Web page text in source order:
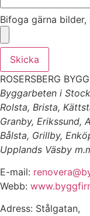
Bifoga gärna bilder,
Skicka
ROSERSBERG
Byggarbeten i
Rolsta, Brista,
Granby, Erikssund,
Bålsta, Grillby,
Upplands Väsby
E-mail:
Webb:
Adress: Stålgatan,